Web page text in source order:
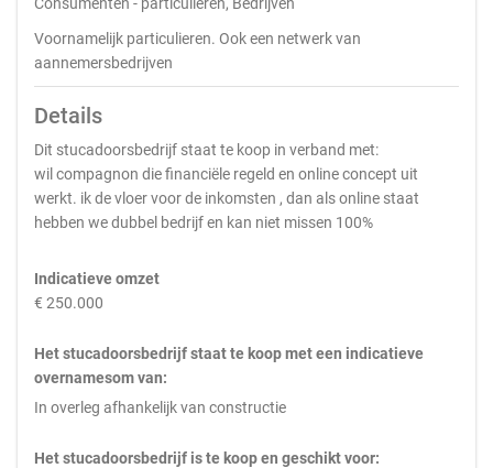
Voornamelijk particulieren. Ook een netwerk van
aannemersbedrijven
Details
Dit stucadoorsbedrijf staat te koop in verband met:
wil compagnon die financiële regeld en online concept uit
werkt. ik de vloer voor de inkomsten , dan als online staat
hebben we dubbel bedrijf en kan niet missen 100%
Indicatieve omzet
€ 250.000
Het stucadoorsbedrijf staat te koop met een indicatieve
overnamesom van:
In overleg afhankelijk van constructie
Het stucadoorsbedrijf is te koop en geschikt voor: